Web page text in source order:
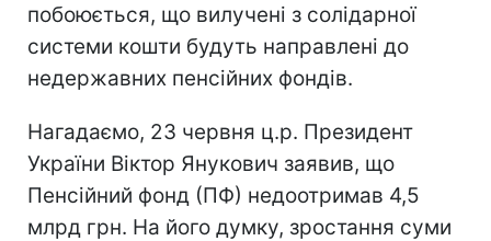
побоюється, що вилучені з солідарної
системи кошти будуть направлені до
недержавних пенсійних фондів.
Нагадаємо, 23 червня ц.р. Президент
України Віктор Янукович заявив, що
Пенсійний фонд (ПФ) недоотримав 4,5
млрд грн. На його думку, зростання суми